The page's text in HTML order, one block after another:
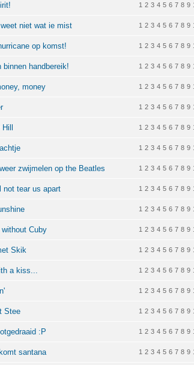
1 2 3 4 5 6 7 8 9
niet wat ie mist 1 2 3 4 5 6 7 8 9
op komst! 1 2 3 4 5 6 7 8 9
binnen handbereik! 1 2 3 4 5 6 7 8 9
money 1 2 3 4 5 6 7 8 9
1 2 3 4 5 6 7 8 9
1 2 3 4 5 6 7 8 9
1 2 3 4 5 6 7 8 9
zwijmelen op the Beatles 1 2 3 4 5 6 7 8 9
not tear us apart 1 2 3 4 5 6 7 8 9
1 2 3 4 5 6 7 8 9
Cuby 1 2 3 4 5 6 7 8 9
Skik 1 2 3 4 5 6 7 8 9
a kiss... 1 2 3 4 5 6 7 8 9
1 2 3 4 5 6 7 8 9
Stee 1 2 3 4 5 6 7 8 9
:P 1 2 3 4 5 6 7 8 9
santana 1 2 3 4 5 6 7 8 9